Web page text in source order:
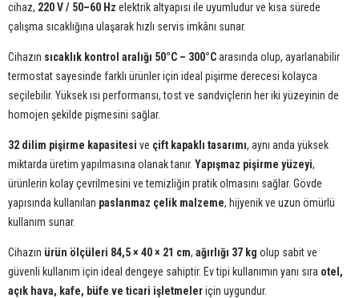
cihaz, 220 V / 50–60 Hz elektrik altyapısı ile uyumludur ve kısa sürede
çalışma sıcaklığına ulaşarak hızlı servis imkânı sunar.
Cihazın sıcaklık kontrol aralığı 50°C – 300°Carasında olup, ayarlanabilir
termostat sayesinde farklı ürünler için ideal pişirme derecesi kolayca
seçilebilir. Yüksek ısı performansı, tost ve sandviçlerin her iki yüzeyinin de
homojen şekilde pişmesini sağlar.
32 dilim pişirme kapasitesi ve çift kapaklı tasarımı, aynı anda yüksek
miktarda üretim yapılmasına olanak tanır. Yapışmaz pişirme yüzeyi,
ürünlerin kolay çevrilmesini ve temizliğin pratik olmasını sağlar. Gövde
yapısında kullanılan paslanmaz çelik malzeme, hijyenik ve uzun ömürlü
kullanım sunar.
Cihazın ürün ölçüleri 84,5 × 40 × 21 cm, ağırlığı 37 kg olup sabit ve
güvenli kullanım için ideal dengeye sahiptir. Ev tipi kullanımın yanı sıra otel,
açık hava, kafe, büfe ve ticari işletmeleriçin uygundur.